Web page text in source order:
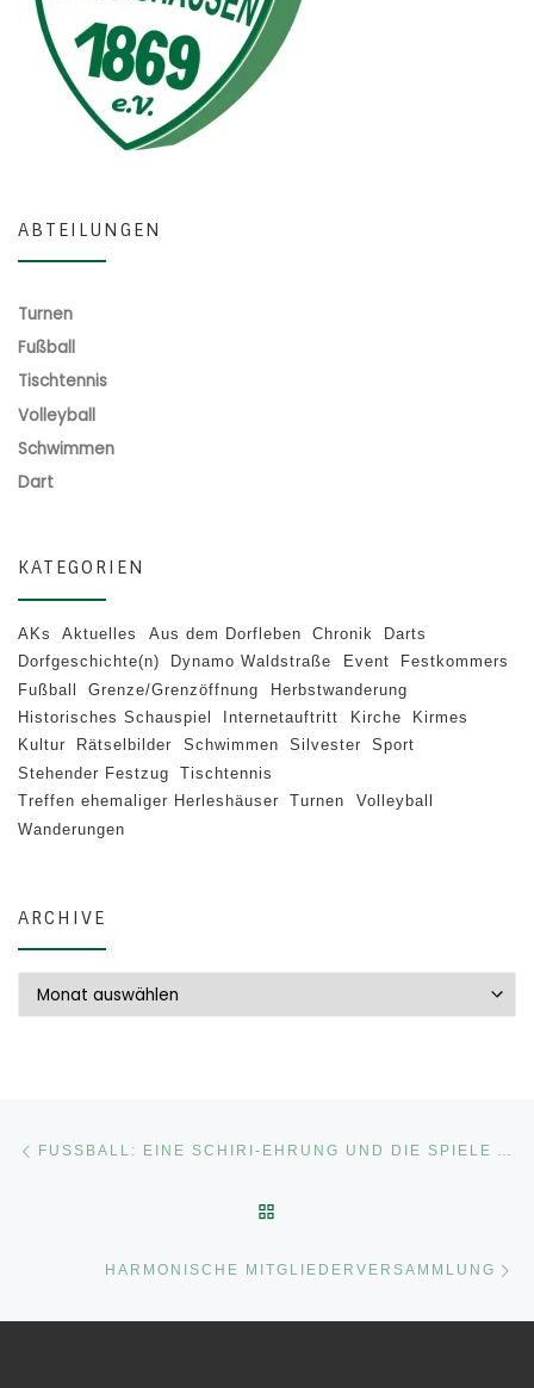
ABTEILUNGEN
Turnen
Fußball
Tischtennis
Volleyball
Schwimmen
Dart
KATEGORIEN
AKs Aktuelles Aus dem Dorfleben Chronik
Darts
Dorfgeschichte(n)
Dynamo Waldstraße Event
Festkommers
Fußball
Grenze/Grenzöffnung
Herbstwanderung
Historisches Schauspiel
Internetauftritt Kirche
Kirmes
Kultur
Rätselbilder Schwimmen Silvester
Sport
Stehender Festzug
Tischtennis
Treffen ehemaliger Herleshäuser
Turnen
Volleyball
Wanderungen
ARCHIVE
Beitragsnavigation
HARMONISCHE MITGLIEDERVERSAMMLUNG